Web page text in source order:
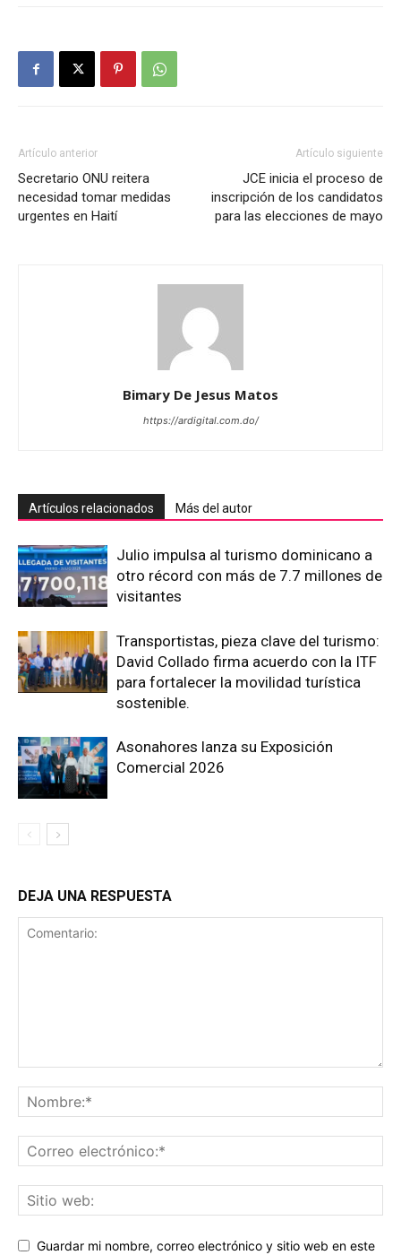
Artículo anterior
Secretario ONU reitera
necesidad tomar medidas
urgentes en Haití
Artículo siguiente
JCE inicia el proceso de
inscripción de los candidatos
para las elecciones de mayo
Bimary De Jesus Matos
https://ardigital.com.do/
Artículos relacionados Más del autor
Julio impulsa al turismo dominicano a
otro récord con más de 7.7 millones de
visitantes
Transportistas, pieza clave del turismo:
David Collado firma acuerdo con la ITF
para fortalecer la movilidad turística
sostenible.
Asonahores lanza su Exposición
Comercial 2026
DEJA UNA RESPUESTA
Guardar mi nombre, correo electrónico y sitio web en este